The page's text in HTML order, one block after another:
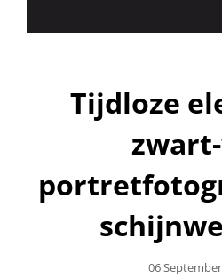
Tijdloze
Geplaatst
06